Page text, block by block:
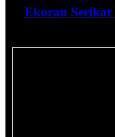
Ekoran Serikat